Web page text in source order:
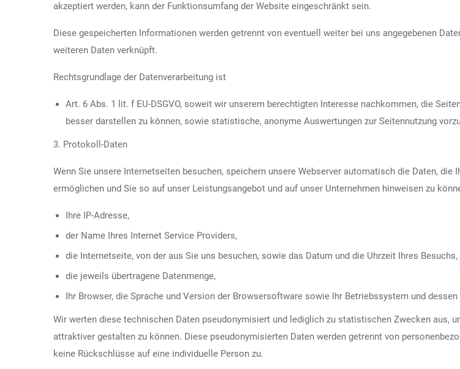
akzeptiert werden, kann der Funktionsumfang der Website eingeschränkt sein.
Diese gespeicherten Informationen werden getrennt von eventuell weiter bei uns angegebenen
weiteren Daten verknüpft.
Rechtsgrundlage der Datenverarbeitung ist
Art. 6 Abs. 1 lit. f EU-DSGVO, soweit wir unserem berechtigten Interesse nachkommen, die
besser darstellen zu können, sowie statistische, anonyme Auswertungen zur Seitennutzung
3. Protokoll-Daten
Wenn Sie unsere Internetseiten besuchen, speichern unsere Webserver automatisch die Daten,
ermöglichen und Sie so auf unser Leistungsangebot und auf unser Unternehmen hinweisen zu
Ihre IP-Adresse,
der Name Ihres Internet Service Providers,
die Internetseite, von der aus Sie uns besuchen, sowie das Datum und die Uhrzeit Ihres Besuchs,
die jeweils übertragene Datenmenge,
Ihr Browser, die Sprache und Version der Browsersoftware sowie Ihr Betriebssystem und dessen
Wir werten diese technischen Daten pseudonymisiert und lediglich zu statistischen Zwecken aus,
attraktiver gestalten zu können. Diese pseudonymisierten Daten werden getrennt von
keine Rückschlüsse auf eine individuelle Person zu.